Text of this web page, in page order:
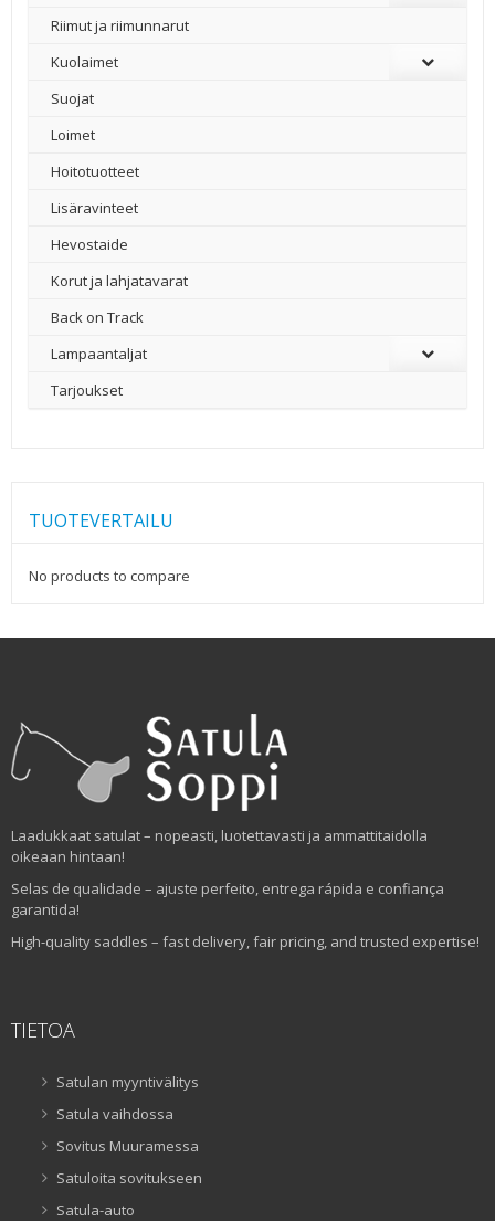
Riimut ja riimunnarut
Kuolaimet
Suojat
Loimet
Hoitotuotteet
Lisäravinteet
Hevostaide
Korut ja lahjatavarat
Back on Track
Lampaantaljat
Tarjoukset
TUOTEVERTAILU
No products to compare
Laadukkaat satulat – nopeasti, luotettavasti ja ammattitaidolla
oikeaan hintaan!
Selas de qualidade – ajuste perfeito, entrega rápida e confiança
garantida!
High-quality saddles – fast delivery, fair pricing, and trusted expertise!
TIETOA
Satulan myyntivälitys
Satula vaihdossa
Sovitus Muuramessa
Satuloita sovitukseen
Satula-auto